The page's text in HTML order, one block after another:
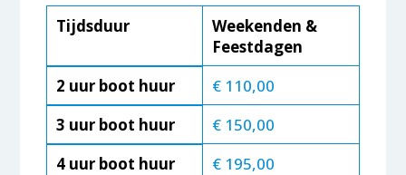
Tijdsduur
2 uur boot huur
3 uur boot huur
4 uur boot huur
Weekenden &
Feestdagen
€ 110,00
€ 150,00
€ 195,00